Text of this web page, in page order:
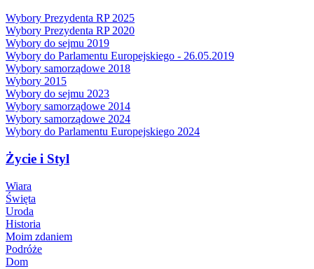
Wybory Prezydenta RP 2025
Wybory Prezydenta RP 2020
Wybory do sejmu 2019
Wybory do Parlamentu Europejskiego - 26.05.2019
Wybory samorządowe 2018
Wybory 2015
Wybory do sejmu 2023
Wybory samorządowe 2014
Wybory samorządowe 2024
Wybory do Parlamentu Europejskiego 2024
Życie i Styl
Wiara
Święta
Uroda
Historia
Moim zdaniem
Podróże
Dom